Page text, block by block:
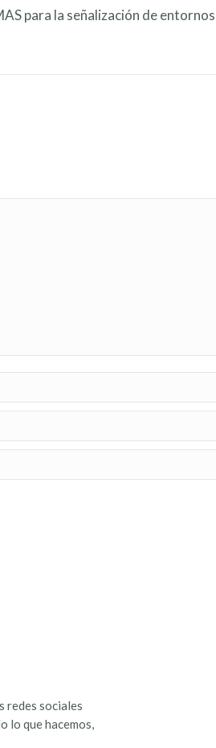
para la señalización de entornos
redes sociales
lo que hacemos,